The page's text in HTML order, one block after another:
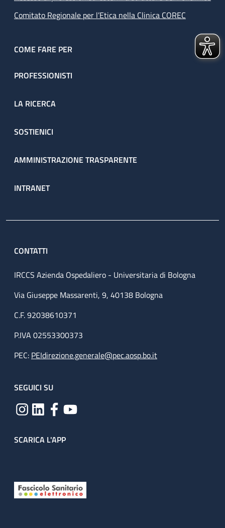
Comitato Regionale per l’Etica nella Clinica COREC
COME FARE PER
PROFESSIONISTI
LA RICERCA
SOSTIENICI
AMMINISTRAZIONE TRASPARENTE
INTRANET
CONTATTI
IRCCS Azienda Ospedaliero - Universitaria di Bologna
Via Giuseppe Massarenti, 9, 40138 Bologna
C.F. 92038610371
P.IVA 02553300373
PEC: PEIdirezione.generale@pec.aosp.bo.it
SEGUICI SU
SCARICA L'APP